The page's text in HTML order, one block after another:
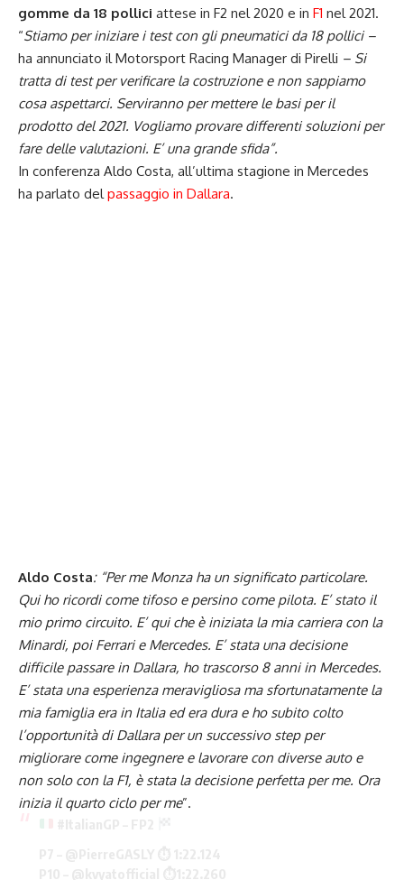
gomme da 18 pollici attese in F2 nel 2020 e in F1 nel 2021.
“Stiamo per iniziare i test con gli pneumatici da 18 pollici –
ha annunciato il Motorsport Racing Manager di Pirelli – Si
tratta di test per verificare la costruzione e non sappiamo
cosa aspettarci. Serviranno per mettere le basi per il
prodotto del 2021. Vogliamo provare differenti soluzioni per
fare delle valutazioni. E’ una grande sfida”.
In conferenza Aldo Costa, all’ultima stagione in Mercedes
ha parlato del passaggio in Dallara.
Aldo Costa: “Per me Monza ha un significato particolare.
Qui ho ricordi come tifoso e persino come pilota. E’ stato il
mio primo circuito. E’ qui che è iniziata la mia carriera con la
Minardi, poi Ferrari e Mercedes. E’ stata una decisione
difficile passare in Dallara, ho trascorso 8 anni in Mercedes.
E’ stata una esperienza meravigliosa ma sfortunatamente la
mia famiglia era in Italia ed era dura e ho subito colto
l’opportunità di Dallara per un successivo step per
migliorare come ingegnere e lavorare con diverse auto e
non solo con la F1, è stata la decisione perfetta per me. Ora
inizia il quarto ciclo per me”.